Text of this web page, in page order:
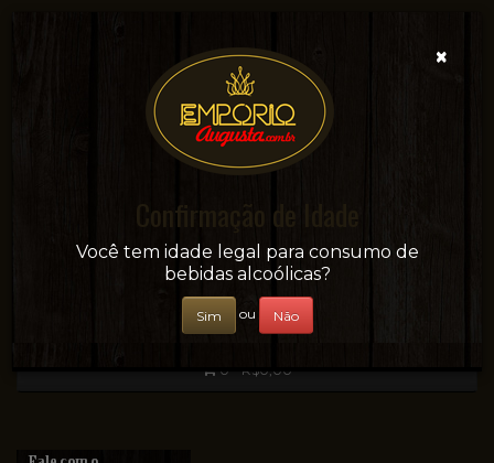
Sua conveniência e adega on-line!
0 - R$0,00
×
Confirmação de Idade
Você tem idade legal para consumo de
bebidas alcoólicas?
Sim ou Não